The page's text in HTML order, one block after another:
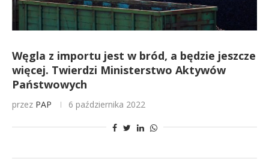
Węgla z importu jest w bród, a będzie jeszcze
więcej. Twierdzi Ministerstwo Aktywów
Państwowych
przez PAP 6 października 2022